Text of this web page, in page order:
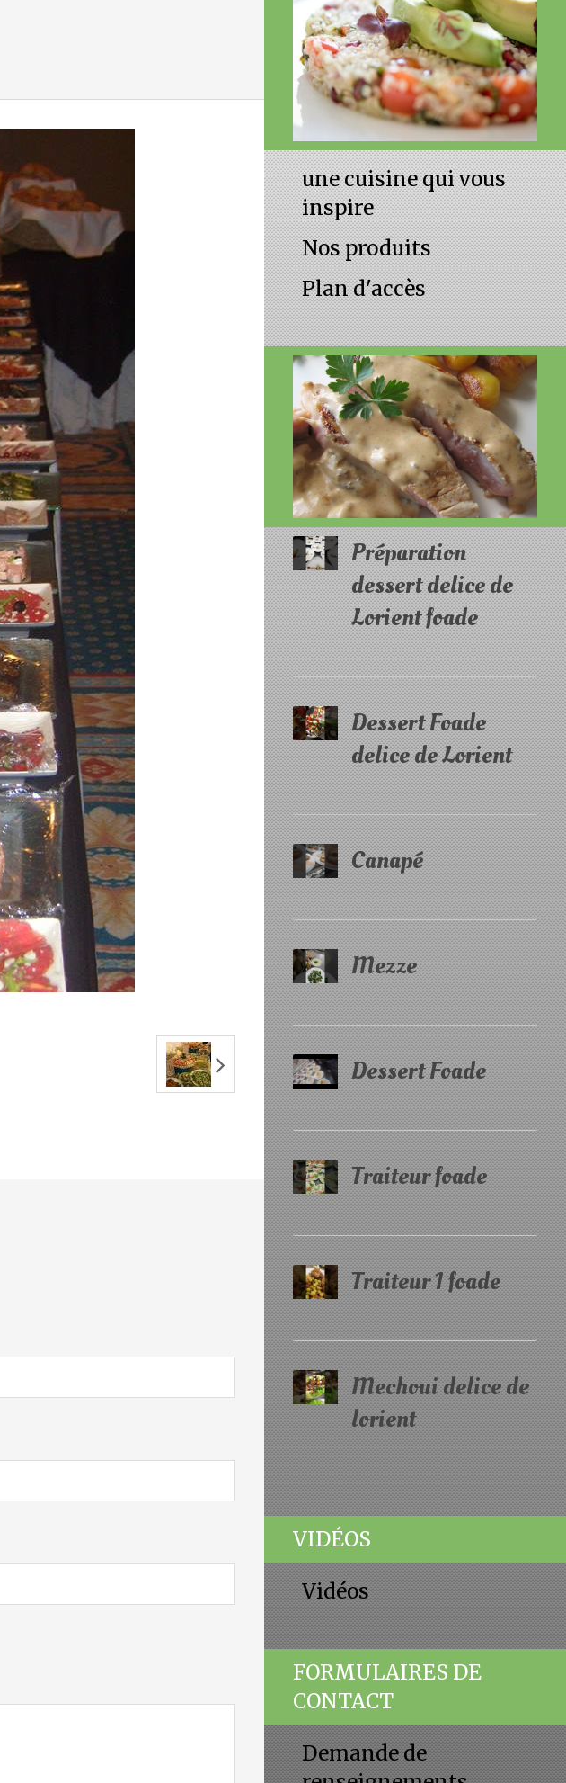
une cuisine qui vous
inspire
Nos produits
Plan d'accès
Préparation
dessert delice de
Lorient foade
Dessert Foade
delice de Lorient
Canapé
Mezze
Dessert Foade
Traiteur foade
Traiteur 1 foade
Mechoui delice de
lorient
VIDÉOS
Vidéos
FORMULAIRES DE
CONTACT
Demande de